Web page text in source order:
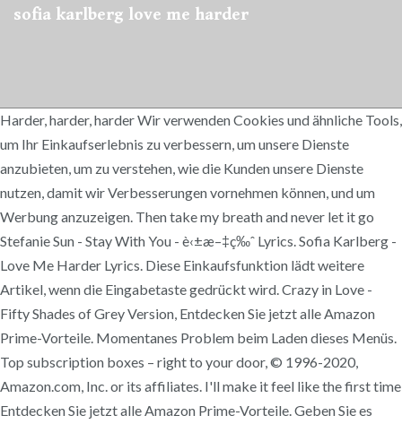
sofia karlberg love me harder
Harder, harder, harder Wir verwenden Cookies und ähnliche Tools,
um Ihr Einkaufserlebnis zu verbessern, um unsere Dienste
anzubieten, um zu verstehen, wie die Kunden unsere Dienste
nutzen, damit wir Verbesserungen vornehmen können, und um
Werbung anzuzeigen. Then take my breath and never let it go
Stefanie Sun - Stay With You - è‹±æ–‡ç‰ˆ Lyrics. Sofia Karlberg -
Love Me Harder Lyrics. Diese Einkaufsfunktion lädt weitere
Artikel, wenn die Eingabetaste gedrückt wird. Crazy in Love -
Fifty Shades of Grey Version, Entdecken Sie jetzt alle Amazon
Prime-Vorteile. Momentanes Problem beim Laden dieses Menüs.
Top subscription boxes – right to your door, © 1996-2020,
Amazon.com, Inc. or its affiliates. I'll make it feel like the first time
Entdecken Sie jetzt alle Amazon Prime-Vorteile. Geben Sie es